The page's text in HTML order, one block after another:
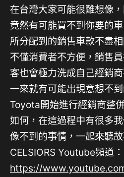
在台灣大家可能很難想像
竟然有可能買不到你要的
所分配到的銷售車款不盡
不僅消費者不方便，銷售
客也會極力洗成自己經銷
一來就有可能出現意想不
Toyota開始進行經銷商整
如何，在這過程中有很多
像不到的事情，一起來聽故
CELSIORS Youtube頻道：
https://